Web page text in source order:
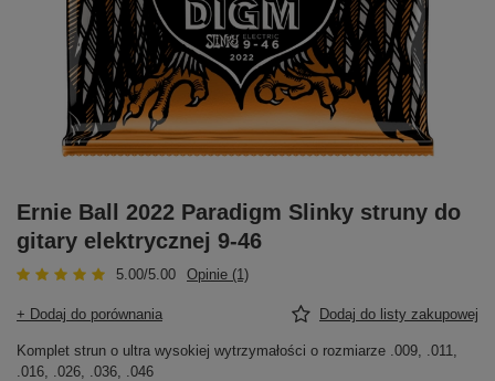
Ernie Ball 2022 Paradigm Slinky struny do
gitary elektrycznej 9-46
5.00/5.00 Opinie (1)
+ Dodaj do porównania Dodaj do listy zakupowej
Komplet strun o ultra wysokiej wytrzymałości o rozmiarze .009, .011,
.016, .026, .036, .046